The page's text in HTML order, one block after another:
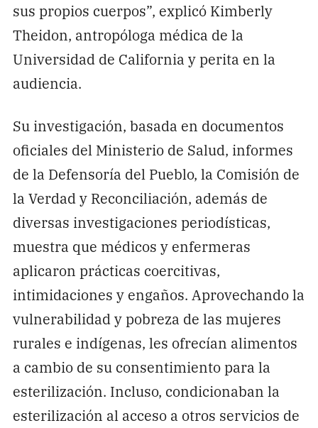
sus propios cuerpos”, explicó Kimberly
Theidon, antropóloga médica de la
Universidad de California y perita en la
audiencia.
Su investigación, basada en documentos
oficiales del Ministerio de Salud, informes
de la Defensoría del Pueblo, la Comisión de
la Verdad y Reconciliación, además de
diversas investigaciones periodísticas,
muestra que médicos y enfermeras
aplicaron prácticas coercitivas,
intimidaciones y engaños. Aprovechando la
vulnerabilidad y pobreza de las mujeres
rurales e indígenas, les ofrecían alimentos
a cambio de su consentimiento para la
esterilización. Incluso, condicionaban la
esterilización al acceso a otros servicios de